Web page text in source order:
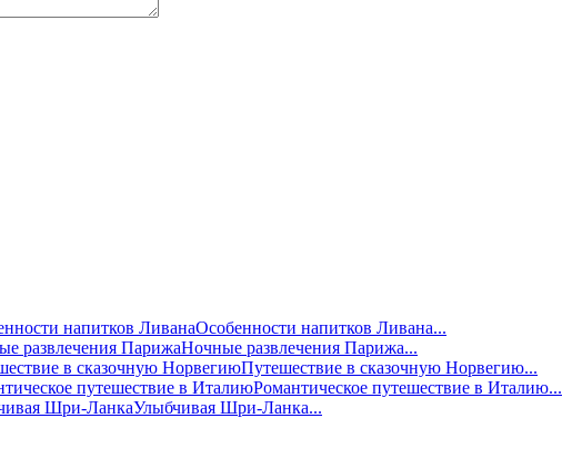
Особенности напитков Ливана...
Ночные развлечения Парижа...
Путешествие в сказочную Норвегию...
Романтическое путешествие в Италию...
Улыбчивая Шри-Ланка...